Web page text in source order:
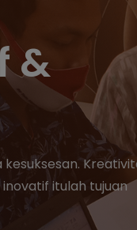
gerbang masa
inovasi. Itulah